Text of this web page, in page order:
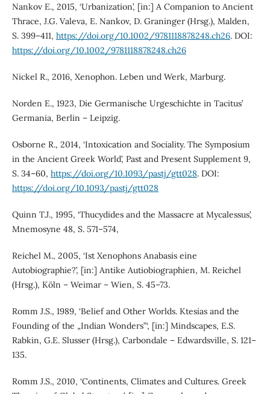
Nankov E., 2015, ‘Urbanization’, [in:] A Companion to Ancient
Thrace, J.G. Valeva, E. Nankov, D. Graninger (Hrsg.), Malden,
S. 399–411, https://doi.org/10.1002/9781118878248.ch26. DOI:
https://doi.org/10.1002/9781118878248.ch26
Nickel R., 2016, Xenophon. Leben und Werk, Marburg.
Norden E., 1923, Die Germanische Urgeschichte in Tacitus’
Germania, Berlin – Leipzig.
Osborne R., 2014, ‘Intoxication and Sociality. The Symposium
in the Ancient Greek World’, Past and Present Supplement 9,
S. 34–60, https://doi.org/10.1093/pastj/gtt028. DOI:
https://doi.org/10.1093/pastj/gtt028
Quinn T.J., 1995, ‘Thucydides and the Massacre at Mycalessus’,
Mnemosyne 48, S. 571–574,
Reichel M., 2005, ‘Ist Xenophons Anabasis eine
Autobiographie?’, [in:] Antike Autiobiographien, M. Reichel
(Hrsg.), Köln – Weimar – Wien, S. 45–73.
Romm J.S., 1989, ‘Belief and Other Worlds. Ktesias and the
Founding of the „Indian Wonders”‘, [in:] Mindscapes, E.S.
Rabkin, G.E. Slusser (Hrsg.), Carbondale – Edwardsville, S. 121–
135.
Romm J.S., 2010, ‘Continents, Climates and Cultures. Greek